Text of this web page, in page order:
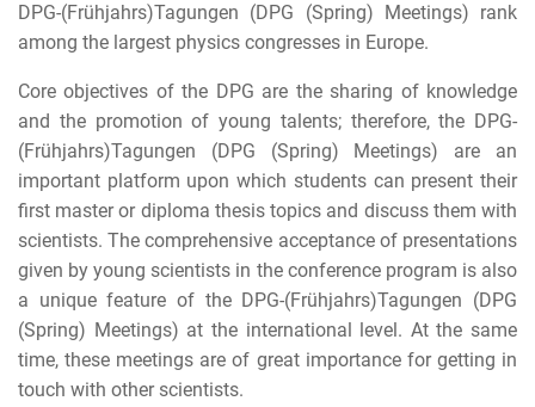
DPG-(Frühjahrs)Tagungen (DPG (Spring) Meetings) rank
among the largest physics congresses in Europe.
Core objectives of the DPG are the sharing of knowledge
and the promotion of young talents; therefore, the DPG-
(Frühjahrs)Tagungen (DPG (Spring) Meetings) are an
important platform upon which students can present their
first master or diploma thesis topics and discuss them with
scientists. The comprehensive acceptance of presentations
given by young scientists in the conference program is also
a unique feature of the DPG-(Frühjahrs)Tagungen (DPG
(Spring) Meetings) at the international level. At the same
time, these meetings are of great importance for getting in
touch with other scientists.